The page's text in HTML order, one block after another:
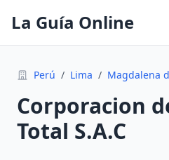
La Guía Online
Perú / Lima / Magdalena
Corporacion
Total S.A.C